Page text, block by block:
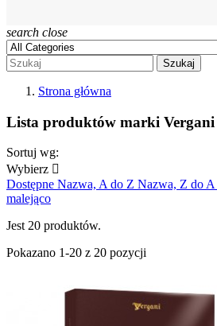
search close
Szukaj
Strona główna
Lista produktów marki Vergani
Sortuj wg:
Wybierz 
Dostępne Nazwa, A do Z Nazwa, Z do A
malejąco
Jest 20 produktów.
Pokazano 1-20 z 20 pozycji